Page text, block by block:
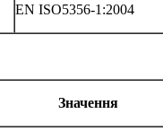
EN ISO5356-1:2004
Значення